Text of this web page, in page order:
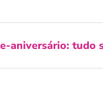
aniversário: tudo